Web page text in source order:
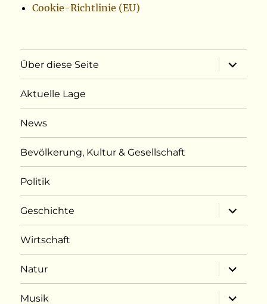
Cookie-Richtlinie (EU)
Über diese Seite
öffnen
Aktuelle Lage
News
Bevölkerung, Kultur & Gesellschaft
Politik
Geschichte
öffnen
Wirtschaft
Natur
öffnen
Musik